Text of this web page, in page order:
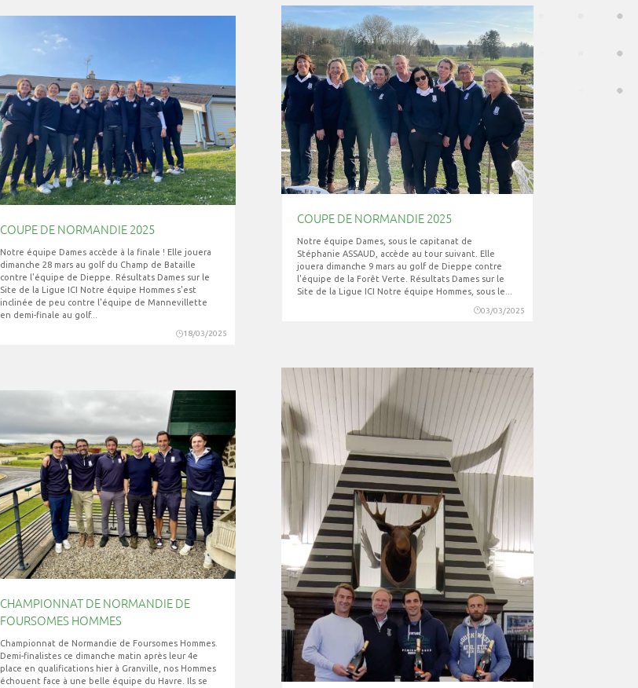
COUPE DE NORMANDIE 2025
18/03/2025
Notre équipe Dames accède à la finale ! Elle jouera
dimanche 28 mars au golf du Champ de Bataille
contre l'équipe de Dieppe. Résultats Dames sur le
Site de la Ligue ICI Notre équipe Hommes s'est
inclinée de peu contre l'équipe de Mannevillette
en demi-finale au golf...
CHAMPIONNAT DE NORMANDIE DE
FOURSOMES HOMMES
Championnat de Normandie de Foursomes Hommes.
Demi-finalistes ce dimanche matin après leur 4e
place en qualifications hier à Granville, nos Hommes
échouent face à une belle équipe du Havre. Ils se
COUPE DE NORMANDIE 2025
03/03/2025
Notre équipe Dames, sous le capitanat de
Stéphanie ASSAUD, accède au tour suivant. Elle
jouera dimanche 9 mars au golf de Dieppe contre
l'équipe de la Forêt Verte. Résultats Dames sur le
Site de la Ligue ICI Notre équipe Hommes, sous le...